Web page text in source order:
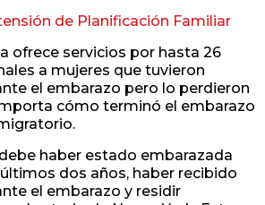
de Planificación Familiar
ofrece servicios por hasta 26
a mujeres que tuvieron
el embarazo pero lo perdieron
cómo terminó el embarazo
haber estado embarazada
dos años, haber recibido
el embarazo y residir